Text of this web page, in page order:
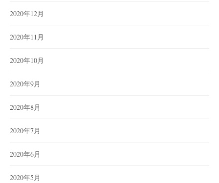
2020年12月
2020年11月
2020年10月
2020年9月
2020年8月
2020年7月
2020年6月
2020年5月